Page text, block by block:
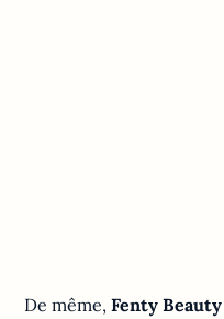
De même,Fenty